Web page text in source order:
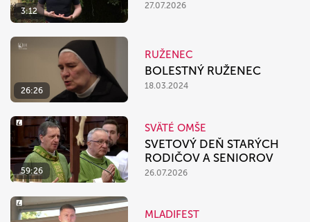
3:12
27.07.2026
26:26
RUŽENEC
BOLESTNÝ RUŽENEC
18.03.2024
59:26
SVÄTÉ OMŠE
SVETOVÝ DEŇ STARÝCH
RODIČOV A SENIOROV
26.07.2026
MLADIFEST